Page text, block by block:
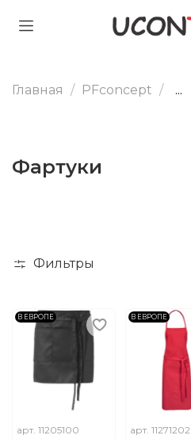
Главная PFconcept ...
Фартуки
Фильтры
В ЕВРОПЕ
арт. 11205100
В ЕВРОПЕ
арт.11271202